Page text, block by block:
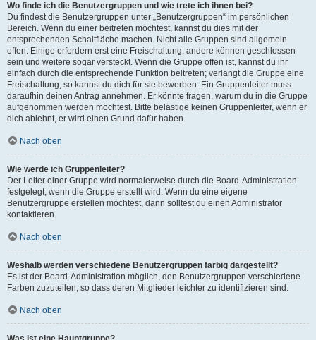
Wo finde ich die Benutzergruppen und wie trete ich ihnen bei?
Du findest die Benutzergruppen unter „Benutzergruppen“ im persönlichen
Bereich. Wenn du einer beitreten möchtest, kannst du dies mit der
entsprechenden Schaltfläche machen. Nicht alle Gruppen sind allgemein
offen. Einige erfordern erst eine Freischaltung, andere können geschlossen
sein und weitere sogar versteckt. Wenn die Gruppe offen ist, kannst du ihr
einfach durch die entsprechende Funktion beitreten; verlangt die Gruppe eine
Freischaltung, so kannst du dich für sie bewerben. Ein Gruppenleiter muss
daraufhin deinen Antrag annehmen. Er könnte fragen, warum du in die Gruppe
aufgenommen werden möchtest. Bitte belästige keinen Gruppenleiter, wenn er
dich ablehnt, er wird einen Grund dafür haben.
Nach oben
Wie werde ich Gruppenleiter?
Der Leiter einer Gruppe wird normalerweise durch die Board-Administration
festgelegt, wenn die Gruppe erstellt wird. Wenn du eine eigene
Benutzergruppe erstellen möchtest, dann solltest du einen Administrator
kontaktieren.
Nach oben
Weshalb werden verschiedene Benutzergruppen farbig dargestellt?
Es ist der Board-Administration möglich, den Benutzergruppen verschiedene
Farben zuzuteilen, so dass deren Mitglieder leichter zu identifizieren sind.
Nach oben